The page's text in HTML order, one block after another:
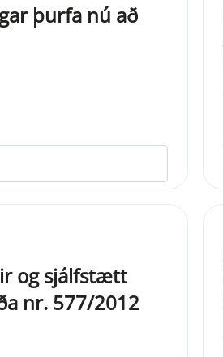
þurfa nú að
og sjálfstætt
nr. 577/2012